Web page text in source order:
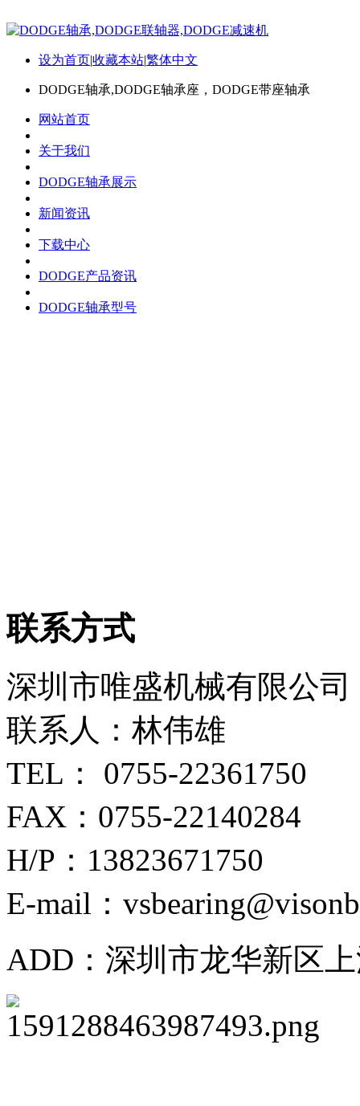
设为首页|收藏本站|繁体中文
DODGE轴承,DODGE轴承座，DODGE带座轴承
网站首页
关于我们
DODGE轴承展示
新闻资讯
下载中心
DODGE产品资讯
DODGE轴承型号
联系方式
深圳市唯盛机械有限公司
联系人：林伟雄
TEL： 0755-22361750
FAX：0755-22140284
H/P：13823671750
E-mail：
ADD：深圳市龙华新区